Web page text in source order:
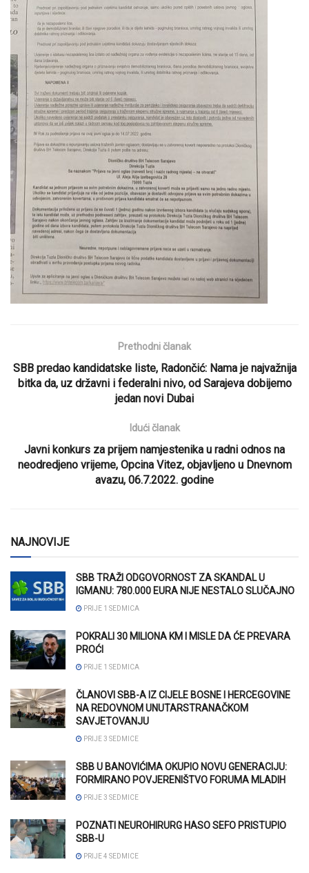
Prethodni članak
SBB predao kandidatske liste, Radončić: Nama je najvažnija
bitka da, uz državni i federalni nivo, od Sarajeva dobijemo
jedan novi Dubai
Idući članak
Javni konkurs za prijem namjestenika u radni odnos na
neodredjeno vrijeme, Opcina Vitez, objavljeno u Dnevnom
avazu, 06.7.2022. godine
NAJNOVIJE
SBB TRAŽI ODGOVORNOST ZA SKANDAL U
IGMANU: 780.000 EURA NIJE NESTALO SLUČAJNO
PRIJE 1 SEDMICA
POKRALI 30 MILIONA KM I MISLE DA ĆE PREVARA
PROĆI
PRIJE 1 SEDMICA
ČLANOVI SBB-A IZ CIJELE BOSNE I HERCEGOVINE
NA REDOVNOM UNUTARSTRANAČKOM
SAVJETOVANJU
PRIJE 3 SEDMICE
SBB U BANOVIĆIMA OKUPIO NOVU GENERACIJU:
FORMIRANO POVJERENIŠTVO FORUMA MLADIH
PRIJE 3 SEDMICE
POZNATI NEUROHIRURG HASO SEFO PRISTUPIO
SBB-U
PRIJE 4 SEDMICE